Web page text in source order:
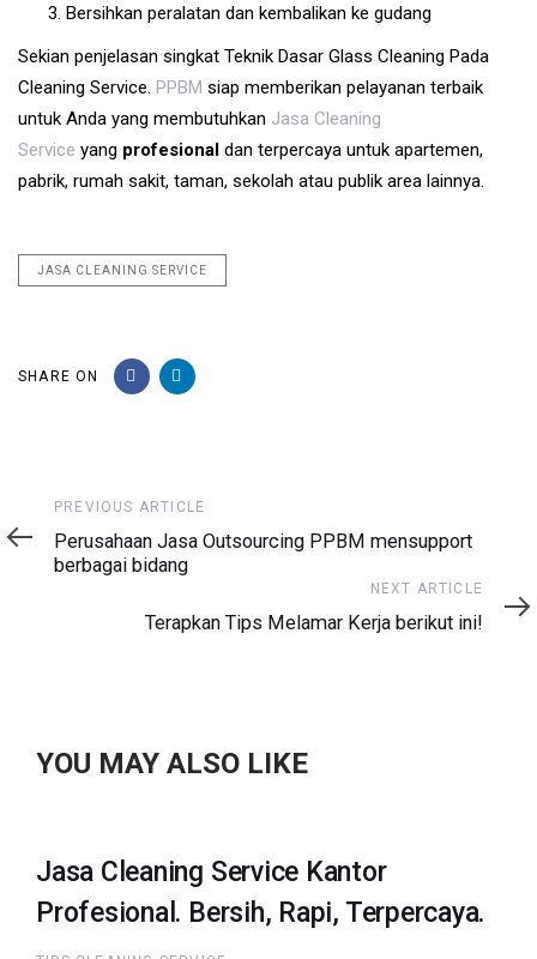
Bersihkan peralatan dan kembalikan ke gudang
Sekian penjelasan singkat Teknik Dasar Glass Cleaning Pada
Cleaning Service. PPBM siap memberikan pelayanan terbaik
untuk Anda yang membutuhkan Jasa Cleaning
Service yang profesional dan terpercaya untuk apartemen,
pabrik, rumah sakit, taman, sekolah atau publik area lainnya.
JASA CLEANING SERVICE
SHARE ON
Previous
Article
PREVIOUS ARTICLE
Perusahaan Jasa Outsourcing PPBM mensupport
berbagai bidang
Article
NEXT ARTICLE
Terapkan Tips Melamar Kerja berikut ini!
YOU MAY ALSO LIKE
Jasa Cleaning Service Kantor
Profesional. Bersih, Rapi, Terpercaya.